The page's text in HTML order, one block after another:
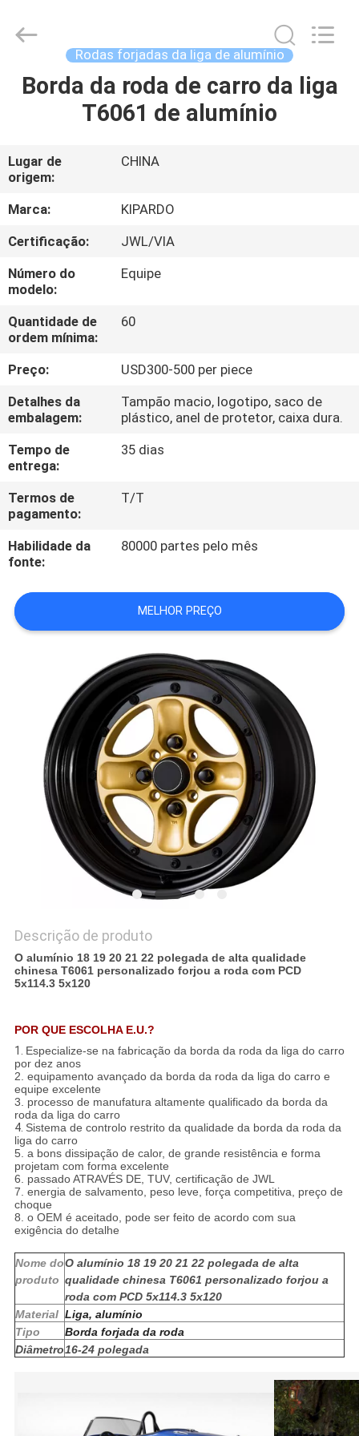
CASA
SOBRE
NÓS
EXCURSÃO
DA
FÁBRICA
CONTROLE
DA
QUALIDADE
CONTACTE-
NOS
PEÇA
CITAÇÕES
PRIVACY
POLICY
Rimax
Industry
Reserved.
Rodas forjadas da liga de alumínio
Borda da roda de carro da liga
T6061 de alumínio
Lugar de
origem:
CHINA
Marca:
KIPARDO
Certificação:
JWL/VIA
Número do
modelo:
Equipe
Quantidade de
ordem mínima:
60
Preço:
USD300-500 per piece
Detalhes da
embalagem:
Tampão macio, logotipo, saco de
plástico, anel de protetor, caixa dura.
Tempo de
entrega:
35 dias
Termos de
pagamento:
T/T
Habilidade da
fonte:
80000 partes pelo mês
MELHOR PREÇO
Descrição de produto
O alumínio 18 19 20 21 22 polegada de alta qualidade
chinesa T6061 personalizado forjou a roda com PCD
5x114.3 5x120
POR QUE ESCOLHA E.U.?
1. Especialize-se na fabricação da borda da roda da liga do carro
por dez anos
2. equipamento avançado da borda da roda da liga do carro e
equipe excelente
3. processo de manufatura altamente qualificado da borda da
roda da liga do carro
4. Sistema de controlo restrito da qualidade da borda da roda da
liga do carro
5. a bons dissipação de calor, de grande resistência e forma
projetam com forma excelente
6. passado ATRAVÉS DE, TUV, certificação de JWL
7. energia de salvamento, peso leve, força competitiva, preço de
choque
8. o OEM é aceitado, pode ser feito de acordo com sua
exigência do detalhe
Nome do
produto
O alumínio 18 19 20 21 22 polegada de alta
qualidade chinesa T6061 personalizado forjou a
roda com PCD 5x114.3 5x120
Material Liga, alumínio
Tipo
Borda forjada da roda
Diâmetro16-24 polegada